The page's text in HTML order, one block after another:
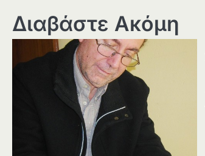
Διαβάστε Ακόμη